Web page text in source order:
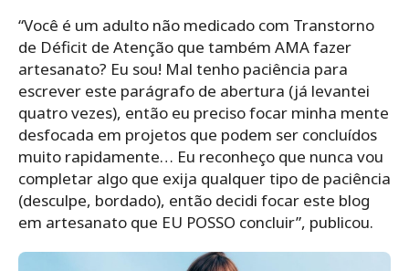
“Você é um adulto não medicado com Transtorno
de Déficit de Atenção que também AMA fazer
artesanato? Eu sou! Mal tenho paciência para
escrever este parágrafo de abertura (já levantei
quatro vezes), então eu preciso focar minha mente
desfocada em projetos que podem ser concluídos
muito rapidamente… Eu reconheço que nunca vou
completar algo que exija qualquer tipo de paciência
(desculpe, bordado), então decidi focar este blog
em artesanato que EU POSSO concluir”, publicou.